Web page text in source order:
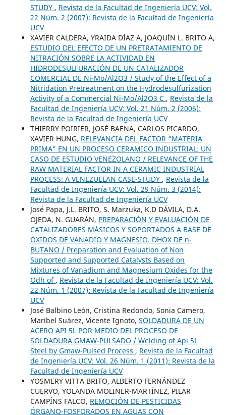
STUDY , Revista de la Facultad de Ingeniería UCV: Vol.
22 Núm. 2 (2007): Revista de la Facultad de Ingeniería
UCV
XAVIER CALDERA, YRAIDA DÍAZ A, JOAQUÍN L. BRITO A,
ESTUDIO DEL EFECTO DE UN PRETRATAMIENTO DE
NITRACIÓN SOBRE LA ACTIVIDAD EN
HIDRODESULFURACIÓN DE UN CATALIZADOR
COMERCIAL DE Ni-Mo/Al2O3 / Study of the Effect of a
Nitridation Pretreatment on the Hydrodesulfurization
Activity of a Commercial Ni-Mo/Al2O3 C , Revista de la
Facultad de Ingeniería UCV: Vol. 21 Núm. 2 (2006):
Revista de la Facultad de Ingeniería UCV
THIERRY POIRIER, JOSÉ BAENA, CARLOS PICARDO,
XAVIER HUNG, RELEVANCIA DEL FACTOR “MATERIA
PRIMA” EN UN PROCESO CERAMICO INDUSTRIAL: UN
CASO DE ESTUDIO VENEZOLANO / RELEVANCE OF THE
RAW MATERIAL FACTOR IN A CERAMIC INDUSTRIAL
PROCESS: A VENEZUELAN CASE-STUDY , Revista de la
Facultad de Ingeniería UCV: Vol. 29 Núm. 3 (2014):
Revista de la Facultad de Ingeniería UCV
José Papa, J.L. BRITO, S. Marzuka, K.D DÁVILA, D.A.
OJEDA, N. GUARÁN, PREPARACIÓN Y EVALUACIÓN DE
CATALIZADORES MÁSICOS Y SOPORTADOS A BASE DE
ÓXIDOS DE VANADIO Y MAGNESIO. DHOX DE n-
BUTANO / Preparation and Evaluation of Non
Supported and Supported Catalysts Based on
Mixtures of Vanadium and Magnesium Oxides for the
Odh of , Revista de la Facultad de Ingeniería UCV: Vol.
22 Núm. 1 (2007): Revista de la Facultad de Ingeniería
UCV
José Balbino León, Cristina Redondo, Sonia Camero,
Maribel Suárez, Vicente Ignoto, SOLDADURA DE UN
ACERO API 5L POR MEDIO DEL PROCESO DE
SOLDADURA GMAW-PULSADO / Welding of Api 5L
Steel by Gmaw-Pulsed Process , Revista de la Facultad
de Ingeniería UCV: Vol. 26 Núm. 1 (2011): Revista de la
Facultad de Ingeniería UCV
YOSMERY VITTA BRITO, ALBERTO FERNÁNDEZ
CUERVO, YOLANDA MOLINER-MARTÍNEZ, PILAR
CAMPÍNS FALCO, REMOCIÓN DE PESTICIDAS
ÓRGANO-FOSFORADOS EN AGUAS CON